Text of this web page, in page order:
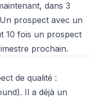
dans 3
prospect avec un
10 fois un prospect
prochain.
de qualité :
Il a déjà un